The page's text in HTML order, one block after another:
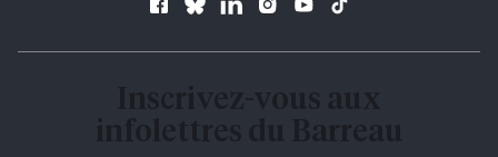
Suivez le Barreau